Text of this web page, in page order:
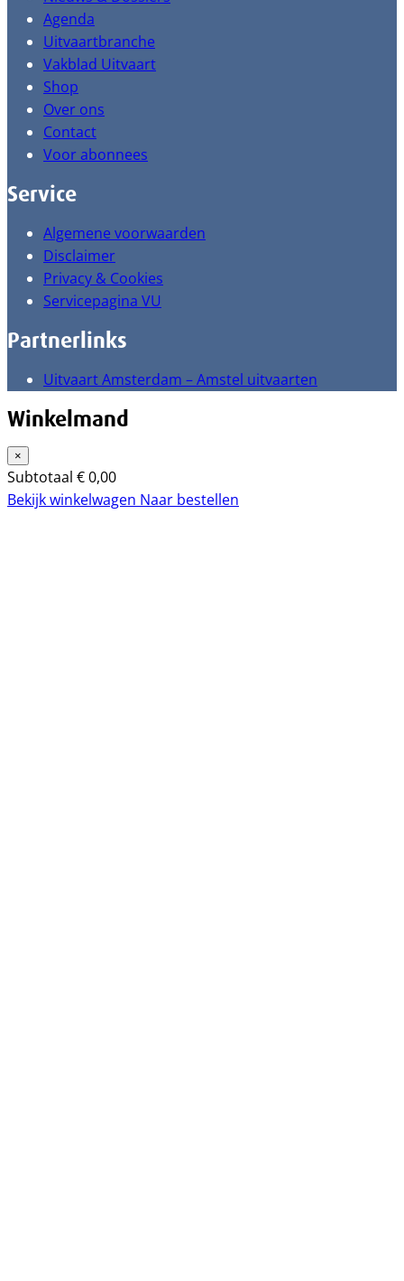
Agenda
Uitvaartbranche
Vakblad Uitvaart
Shop
Over ons
Contact
Voor abonnees
Service
Algemene voorwaarden
Disclaimer
Privacy & Cookies
Servicepagina VU
Partnerlinks
Uitvaart Amsterdam – Amstel uitvaarten
Winkelmand
×
Subtotaal €0,00
Bekijk winkelwagen Naar bestellen